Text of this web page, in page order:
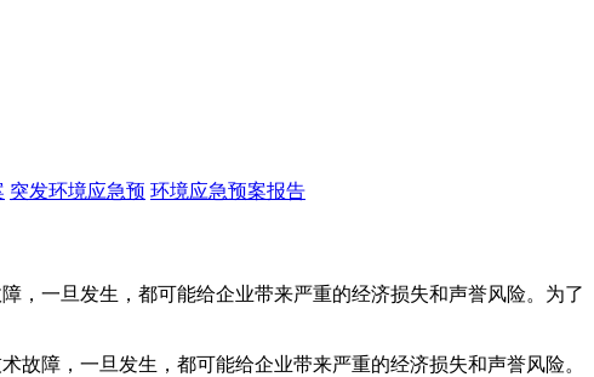
突发环境应急预 环境应急预案报告
，一旦发生，都可能给企业带来严重的经济损失和声誉风险。为了
障，一旦发生，都可能给企业带来严重的经济损失和声誉风险。